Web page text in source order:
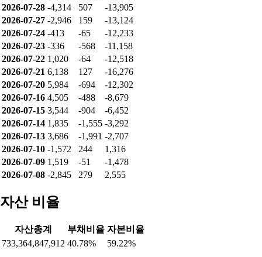
2026-07-09 4,364 -330
-4,033
2026-07-08 -2,845 279 2,555
누적 순매수
날짜 개인 기관
외인
2026-08-06 -13,004 2,589
-13,609
2026-08-05 -11,372 2,653
-15,305
2026-08-04 -15,376 6,106
-14,154
2026-08-03 -12,859 3,328
-13,594
2026-07-31 -5,331 1,270
-18,472
2026-07-30 -5,445 1,569
-16,541
2026-07-29 -5,243 1,650
-15,703
2026-07-28 -4,314 507
-13,905
2026-07-24 -413
2026-07-23 -336
2026-07-22 1,020 -64
-12,518
2026-07-21
6,138 127
-16,276
2026-07-20
5,984